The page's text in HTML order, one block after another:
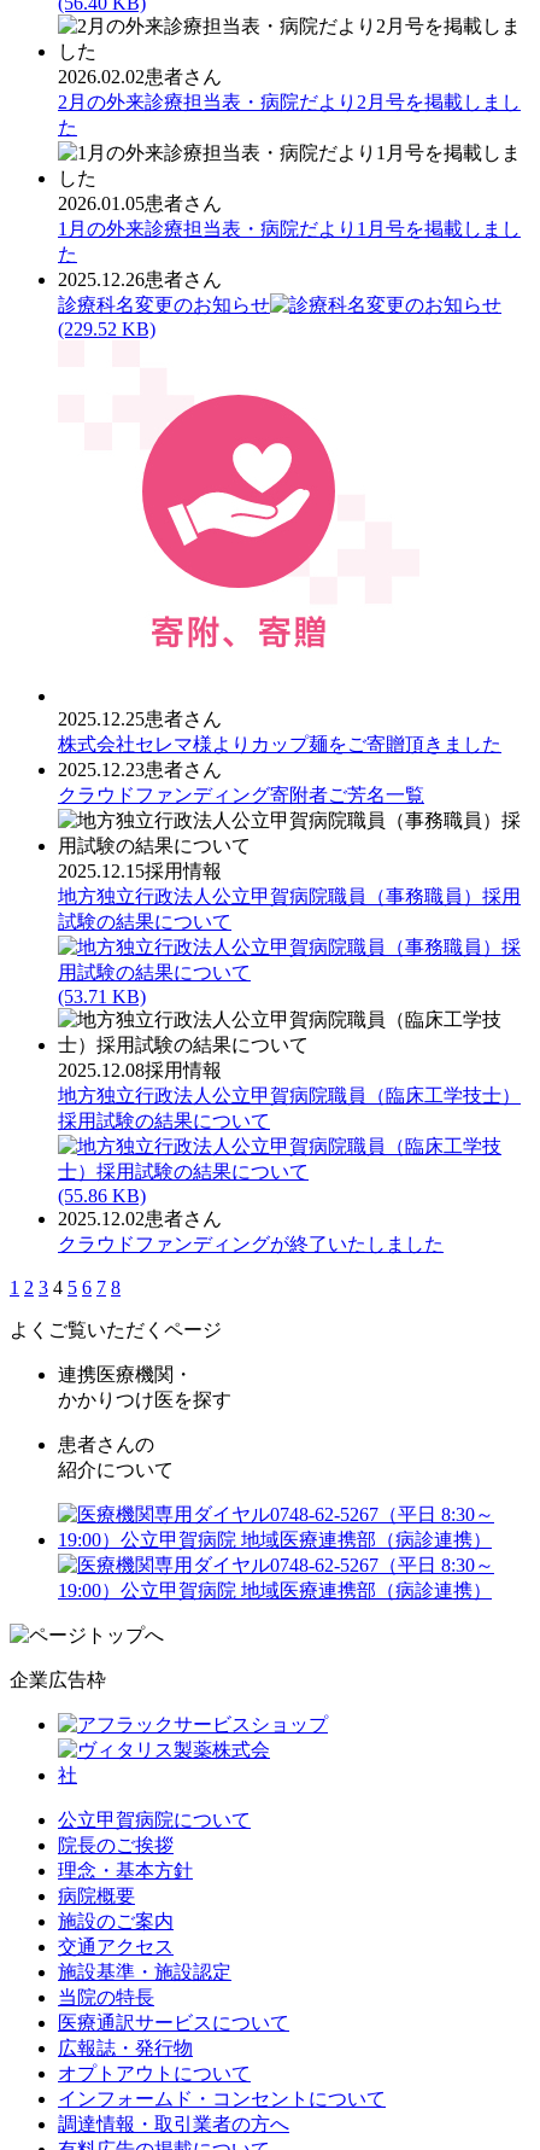
2026.02.02患者さん
2月の外来診療担当表・病院だより2月号を掲載しまし
た
2026.01.05患者さん
1月の外来診療担当表・病院だより1月号を掲載しまし
た
2025.12.26患者さん
診療科名変更のお知らせ
(229.52 KB)
2025.12.25患者さん
株式会社セレマ様よりカップ麺をご寄贈頂きました
2025.12.23患者さん
クラウドファンディング寄附者ご芳名一覧
2025.12.15採用情報
地方独立行政法人公立甲賀病院職員（事務職員）採用
試験の結果について
(53.71 KB)
2025.12.08採用情報
地方独立行政法人公立甲賀病院職員（臨床工学技士）
採用試験の結果について
(55.86 KB)
2025.12.02患者さん
クラウドファンディングが終了いたしました
1 2 3 4 5 6 7 8
よくご覧いただくページ
連携医療機関・
かかりつけ医を探す
患者さんの
紹介について
企業広告枠
公立甲賀病院について
院長のご挨拶
理念・基本方針
病院概要
施設のご案内
交通アクセス
施設基準・施設認定
当院の特長
医療通訳サービスについて
広報誌・発行物
オプトアウトについて
インフォームド・コンセントについて
調達情報・取引業者の方へ